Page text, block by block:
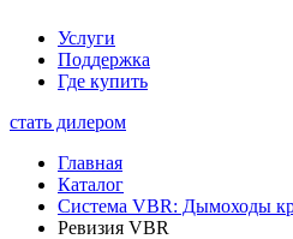
Услуги
Поддержка
Где купить
стать дилером
Главная
Каталог
Cистема VBR: Дымоходы
Ревизия VBR